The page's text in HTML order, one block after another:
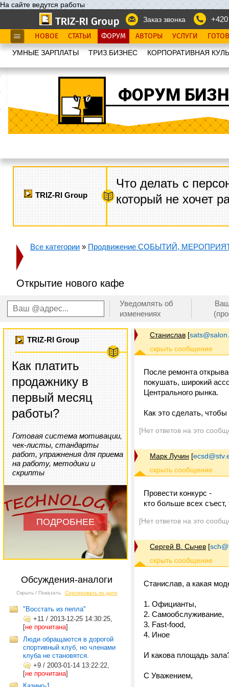
На сайте ведутся работы
Заказ звонка
НОВОЕ СТАТЬИ ФОРУМ АВТОРЫ УСЛУГИ
УМНЫЕ ЗАРПЛАТЫ ТРИЗ.БИЗНЕС КОРПОРАТИВНАЯ
ФОРУМ
TRIZ-RI Group
Что делать с
который не хочет
Все категории » Продвижение СОБЫТИЙ,
Открытие нового кафе
Уведомлять об
изменениях
TRIZ-RI Group
Как платить
продажнику в
первый месяц
работы?
Готовая система мотивации,
чек-листы, стандарты
работ, упражнения для приема
на работу, методики и
скрипты
ПОДРОБНЕЕ
Обсуждения-аналоги
Скрыть / Показать Сортировать по дате
"Восстать из пепла"
+11 / 2013-12-25 14:30:25,
[не прочитана]
Люди обращаются в дорогой
спортивный клуб, но членами
клуба не становятся.
+9 / 2003-01-14 13:22:22,
[не прочитана]
Станислав [
После ремонта
покушать, широкий
Центрального рынка.
Как это сделать,
[Нет ответов на это
Марк Лучин [
Провести конкурс -
кто больше всех съест,
[Нет ответов на это
Сергей В. Сычев [
Станислав, а какая
1. Официанты,
2. Самообслуживание,
3. Fast-food,
4. Иное
И какова площадь
С Уважением,